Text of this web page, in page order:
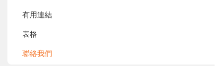
有用連結
表格
聯絡我們